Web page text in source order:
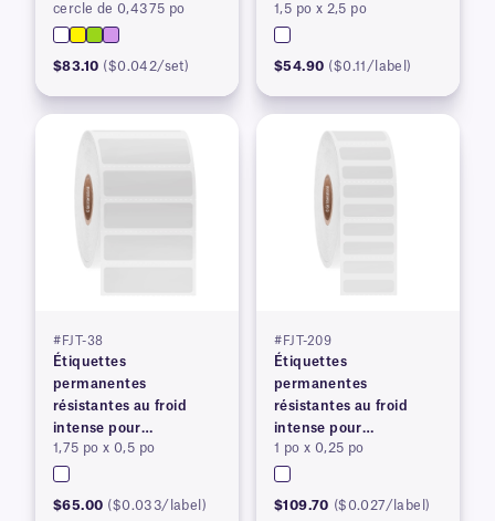
thermique
cercle de 0,4375 po
$83.10 ($0.042/set)
thermique
1,5 po x 2,5 po
$54.90 ($0.11/label)
#FJT-38
Étiquettes
permanentes
résistantes au froid
intense pour
imprimantes à transfert
thermique
1,75 po x 0,5 po
$65.00 ($0.033/label)
#FJT-209
Étiquettes
permanentes
résistantes au froid
intense pour
imprimantes à transfert
thermique
1 po x 0,25 po
$109.70 ($0.027/label)